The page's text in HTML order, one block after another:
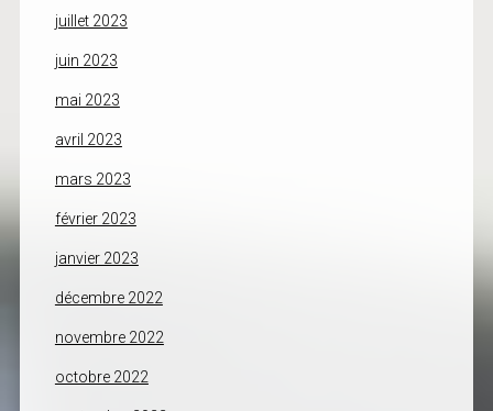
juillet 2023
juin 2023
mai 2023
avril 2023
mars 2023
février 2023
janvier 2023
décembre 2022
novembre 2022
octobre 2022